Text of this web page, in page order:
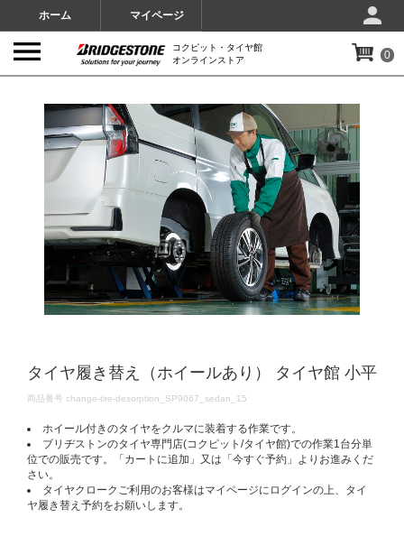
ホーム マイページ
コクピット・タイヤ館
オンラインストア
0
タイヤ履き替え（ホイールあり） タイヤ館 小平
DETAILS
商品番号 change-tire-desorption_SP9067_sedan_15
ホイール付きのタイヤをクルマに装着する作業です。
ブリヂストンのタイヤ専門店(コクピット/タイヤ館)での作業1台分単
位での販売です。「カートに追加」又は「今すぐ予約」よりお進みくだ
さい。
タイヤクロークご利用のお客様はマイページにログインの上、タイ
ヤ履き替え予約をお願いします。